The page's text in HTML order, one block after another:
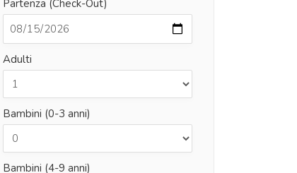
Partenza (Check-Out)
Adulti
Bambini (0-3 anni)
Bambini (4-9 anni)